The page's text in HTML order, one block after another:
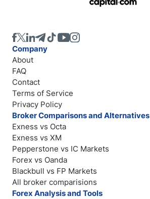
Company
About
FAQ
Contact
Terms of Service
Privacy Policy
Broker Comparisons and Alternatives
Exness vs Octa
Exness vs XM
Pepperstone vs IC Markets
Forex vs Oanda
Blackbull vs FP Markets
All broker comparisions
Forex Analysis and Tools